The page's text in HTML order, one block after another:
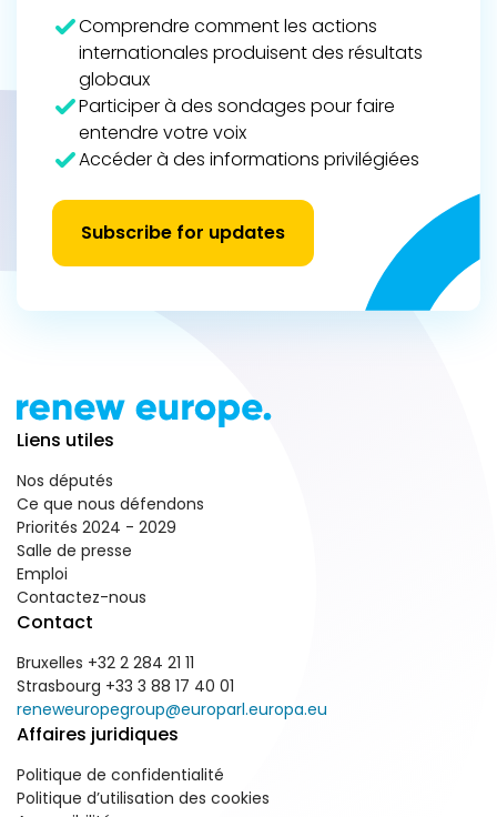
Comprendre comment les actions
internationales produisent des résultats
globaux
Participer à des sondages pour faire
entendre votre voix
Accéder à des informations privilégiées
Subscribe for updates
Liens utiles
Nos députés
Ce que nous défendons
Priorités 2024 - 2029
Salle de presse
Emploi
Contactez-nous
Contact
Bruxelles +32 2 284 21 11
Strasbourg +33 3 88 17 40 01
reneweuropegroup@europarl.europa.eu
Affaires juridiques
Politique de confidentialité
Politique d’utilisation des cookies